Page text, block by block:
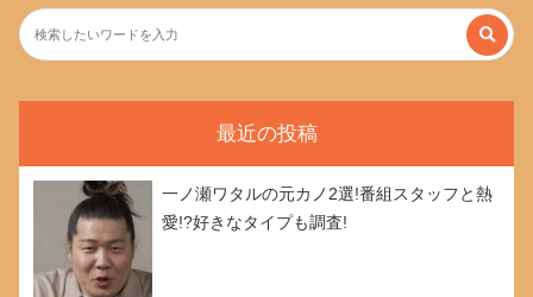
最近の投稿
一ノ瀬ワタルの元カノ2選!番組スタッフと熱
愛!?好きなタイプも調査!